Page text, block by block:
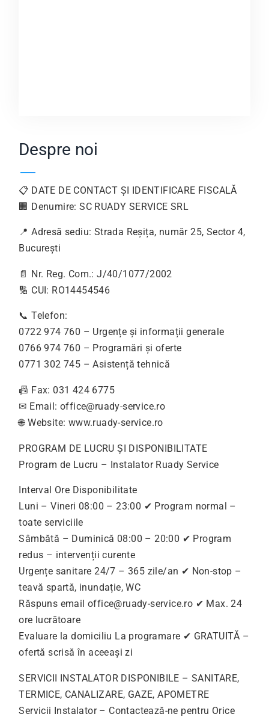
Despre noi
📋 DATE DE CONTACT ȘI IDENTIFICARE FISCALĂ
🏢 Denumire: SC RUADY SERVICE SRL
📍 Adresă sediu: Strada Reșița, număr 25, Sector 4,
București
📄 Nr. Reg. Com.: J/40/1077/2002
🔢 CUI: RO14454546
📞 Telefon:
0722 974 760 – Urgențe și informații generale
0766 974 760 – Programări și oferte
0771 302 745 – Asistență tehnică
📠 Fax: 031 424 6775
✉ Email: office@ruady-service.ro
🌐 Website: www.ruady-service.ro
PROGRAM DE LUCRU ȘI DISPONIBILITATE
Program de Lucru – Instalator Ruady Service
Interval Ore Disponibilitate
Luni – Vineri 08:00 – 23:00 ✔ Program normal –
toate serviciile
Sâmbătă – Duminică 08:00 – 20:00 ✔ Program
redus – intervenții curente
Urgențe sanitare 24/7 – 365 zile/an ✔ Non-stop –
teavă spartă, inundație, WC
Răspuns email office@ruady-service.ro ✔ Max. 24
ore lucrătoare
Evaluare la domiciliu La programare ✔ GRATUITĂ –
ofertă scrisă în aceeași zi
SERVICII INSTALATOR DISPONIBILE – SANITARE,
TERMICE, CANALIZARE, GAZE, APOMETRE
Servicii Instalator – Contactează-ne pentru Orice